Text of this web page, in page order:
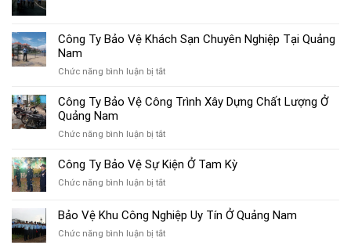
Công Ty Bảo Vệ Khách Sạn Chuyên Nghiệp Tại Quảng
Nam
Chức năng bình luận bị tắtở
Ty
Bảo
Khách
Chuyên
Nam
Công Ty Bảo Vệ Công Trình Xây Dựng Chất Lượng Ở
Quảng Nam
Chức năng bình luận bị tắtở
Ty
Bảo
Vệ
Trình
Công Ty Bảo Vệ Sự Kiện Ở Tam Kỳ
Chức năng bình luận bị tắtở
Ty
Bảo
Vệ
Bảo Vệ Khu Công Nghiệp Uy Tín Ở Quảng Nam
Chức năng bình luận bị tắtở